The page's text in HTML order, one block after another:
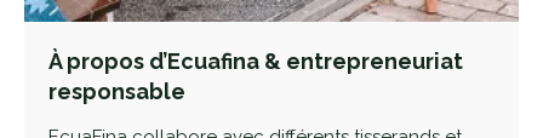
À propos d’Ecuafina & entrepreneuriat
responsable